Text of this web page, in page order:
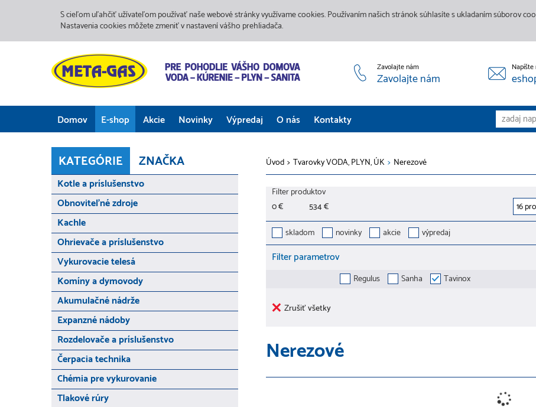
S cieľom uľahčiť užívateľom používať naše webové stránky využívame cookies. Používaním našich stránok súhlasíte s ukladaním súborov
Nastavenia cookies môžete zmeniť v nastavení vášho prehliadača.
Zavolajte nám
Zavolajte nám
Domov E-shop Akcie Novinky Výpredaj O nás
Služby
Predajne
Galéria
Kontakty
KATEGÓRIE ZNAČKA
Kotle a príslušenstvo
Obnoviteľné zdroje
Kachle
Ohrievače a príslušenstvo
Vykurovacie telesá
Komíny a dymovody
Akumulačné nádrže
Expanzné nádoby
Rozdelovače a príslušenstvo
Čerpacia technika
Chémia pre vykurovanie
Tlakové rúry
Úvod > Tvarovky VODA, PLYN, ÚK > Nerezové
Filter produktov
0 €
534 €
skladom
novinky akcie výpredaj
Filter parametrov
Regulus Sanha Tavinox
Zrušiť všetky
Nerezové